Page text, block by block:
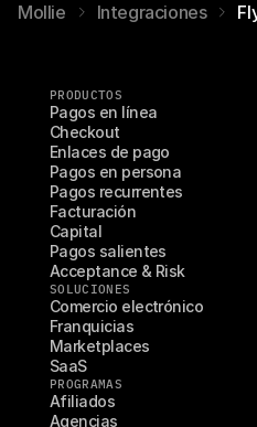
Mollie Integraciones
PRODUCTOS
Pagos en línea
Checkout
Enlaces de pago
Pagos en persona
Pagos recurrentes
Facturación
Capital
Pagos salientes
Acceptance & Risk
SOLUCIONES
Comercio electrónico
Franquicias
Marketplaces
SaaS
PROGRAMAS
Afiliados
Agencias